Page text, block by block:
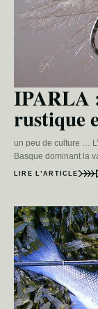
IPARLA
rustique
un peu de culture …
Basque dominant la
LIRE L’ARTICLE